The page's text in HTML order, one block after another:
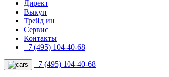
Директ
Выкуп
Трейд ин
Сервис
Контакты
+7 (495) 104-40-68
+7 (495) 104-40-68